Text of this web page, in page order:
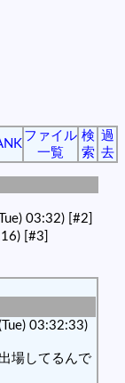
ファイル
一覧
検
索
過
去
03:32) [#2]
[#3]
03:32:33)
場してるんで